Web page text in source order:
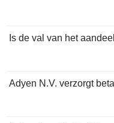
Is de val van het
Adyen N.V. verzorgt